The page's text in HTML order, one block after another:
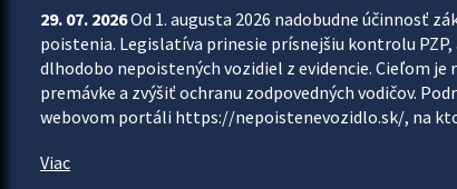
29. 07. 2026Od 1. augusta 2026 nadobudne účinnosť
poistenia. Legislatíva prinesie prísnejšiu kontrolu
dlhodobo nepoistených vozidiel z evidencie. Cieľom
premávke a zvýšiť ochranu zodpovedných vodičov.
webovom portáli https://nepoistenevozidlo.sk/, na
Viac